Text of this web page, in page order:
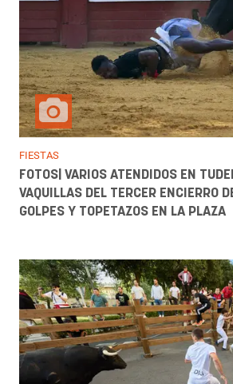
FIESTAS
FOTOS| VARIOS ATENDIDOS EN
VAQUILLAS DEL TERCER ENCIERRO
GOLPES Y TOPETAZOS EN LA PLAZA